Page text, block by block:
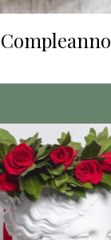
Compleanno